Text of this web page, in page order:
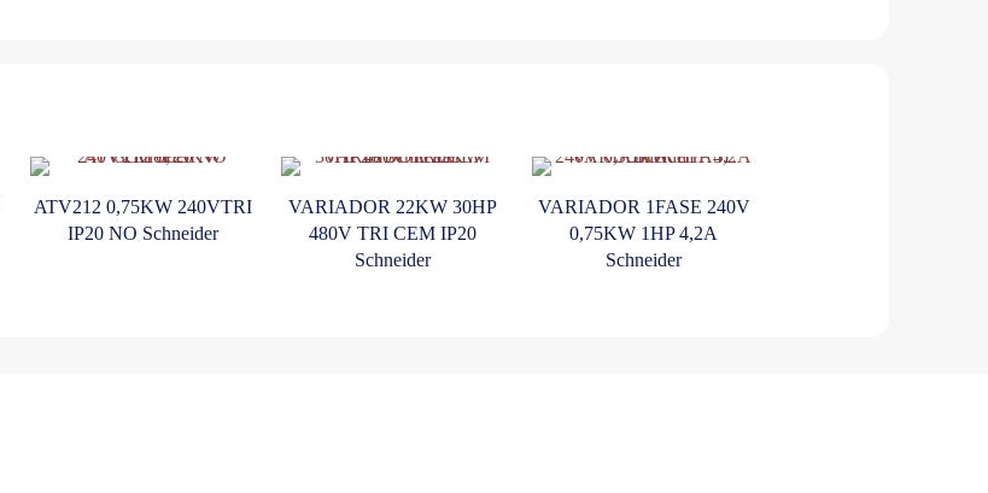
ATV212 0,75KW 240VTRI
IP20 NO Schneider
VARIADOR 22KW 30HP
480V TRI CEM IP20
Schneider
VARIADOR 1FASE 240V
0,75KW 1HP 4,2A
Schneider